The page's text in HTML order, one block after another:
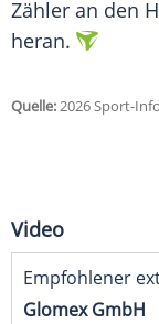
Zähler an den
heran.
Quelle:2026 Sport-
Video
Empfohlener
Glomex GmbH